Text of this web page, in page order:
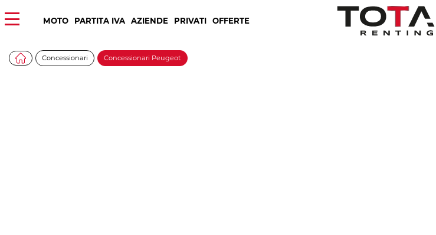
MOTO PARTITA IVA AZIENDE PRIVATI OFFERTE
Concessionari Concessionari Peugeot